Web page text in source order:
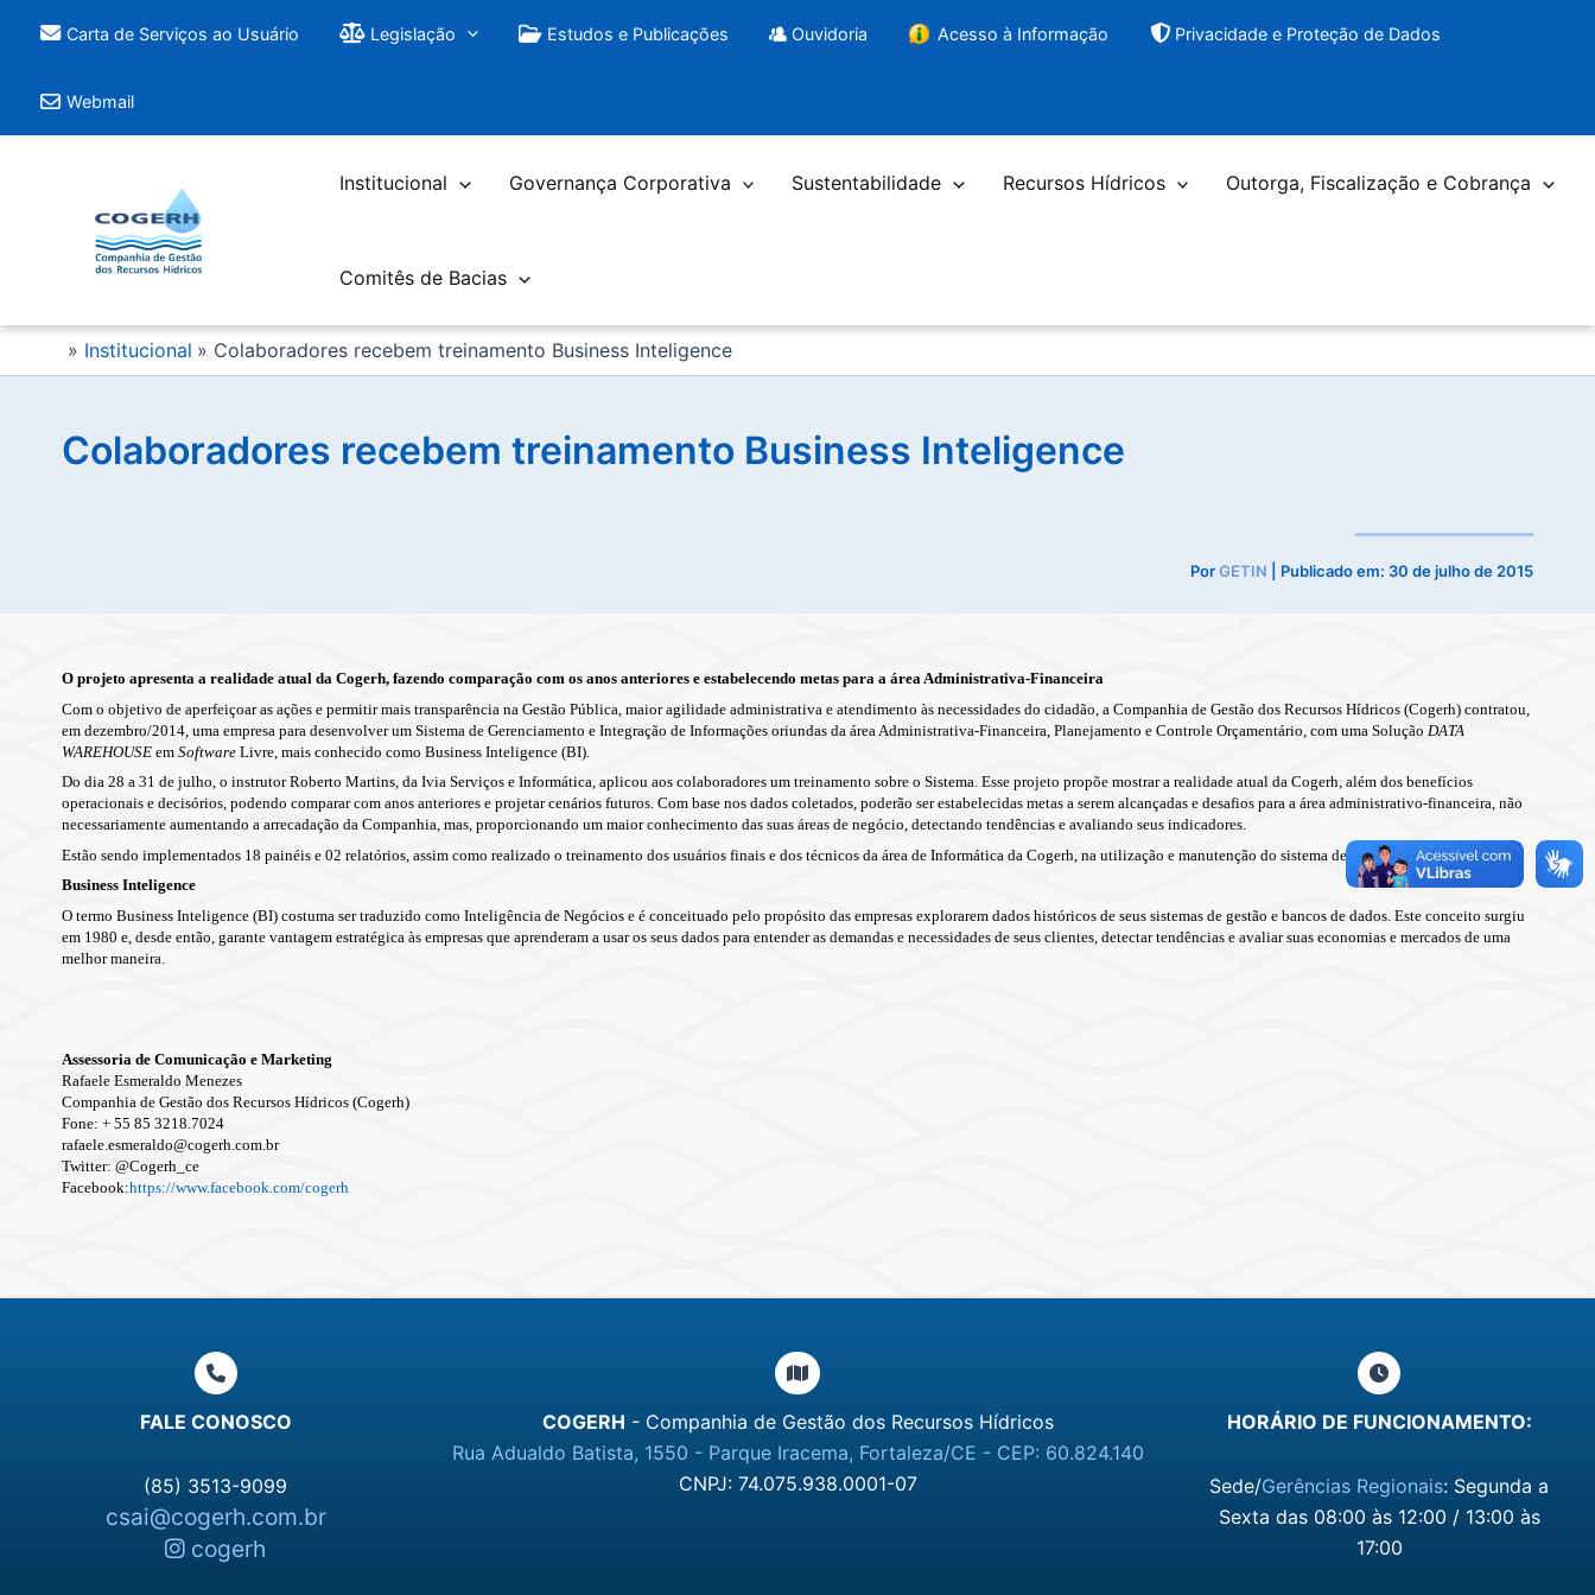
conteúdo
Carta de Serviços ao Usuário Legislação Estudos e Publicações Ouvidoria Acesso à Informação Privacidade e Proteção de Dados
Webmail
Institucional Governança Corporativa Sustentabilidade Recursos Hídricos Outorga, Fiscalização e Cobrança
Comitês de Bacias
Institucional Colaboradores recebem treinamento Business Inteligence
Colaboradores recebem treinamento Business Inteligence
PorGETIN | Publicado em: 30 de julho de 2015
O projeto apresenta a realidade atual da Cogerh, fazendo comparação com os anos anteriores e estabelecendo metas para a área Administrativa-Financeira
Com o objetivo de aperfeiçoar as ações e permitir mais transparência na Gestão Pública, maior agilidade administrativa e atendimento às necessidades do cidadão, a Companhia de Gestão dos Recursos Hídricos (Cogerh) contratou,
em dezembro/2014, uma empresa para desenvolver um Sistema de Gerenciamento e Integração de Informações oriundas da área Administrativa-Financeira, Planejamento e Controle Orçamentário, com uma Solução DATA
WAREHOUSE em Software Livre, mais conhecido como Business Inteligence (BI).
Do dia 28 a 31 de julho, o instrutor Roberto Martins, da Ivia Serviços e Informática, aplicou aos colaboradores um treinamento sobre o Sistema. Esse projeto propõe mostrar a realidade atual da Cogerh, além dos benefícios
operacionais e decisórios, podendo comparar com anos anteriores e projetar cenários futuros. Com base nos dados coletados, poderão ser estabelecidas metas a serem alcançadas e desafios para a área administrativo-financeira, não
necessariamente aumentando a arrecadação da Companhia, mas, proporcionando um maior conhecimento das suas áreas de negócio, detectando tendências e avaliando seus indicadores.
Estão sendo implementados 18 painéis e 02 relatórios, assim como realizado o treinamento dos usuários finais e dos técnicos da área de Informática da Cogerh, na utilização e manutenção do sistema desenvolvido.
Business Inteligence
O termo Business Inteligence (BI) costuma ser traduzido como Inteligência de Negócios e é conceituado pelo propósito das empresas explorarem dados históricos de seus sistemas de gestão e bancos de dados. Este conceito surgiu
em 1980 e, desde então, garante vantagem estratégica às empresas que aprenderam a usar os seus dados para entender as demandas e necessidades de seus clientes, detectar tendências e avaliar suas economias e mercados de uma
melhor maneira.
Assessoria de Comunicação e Marketing
Rafaele Esmeraldo Menezes
Companhia de Gestão dos Recursos Hídricos (Cogerh)
Fone: + 55 85 3218.7024
rafaele.esmeraldo@cogerh.com.br
Twitter: @Cogerh_ce
Facebook:https://www.facebook.com/cogerh
FALE CONOSCO
(85) 3513-9099
csai@cogerh.com.br
cogerh
COGERH - Companhia de Gestão dos Recursos Hídricos
Rua Adualdo Batista, 1550 - Parque Iracema, Fortaleza/CE - CEP: 60.824.140
CNPJ: 74.075.938.0001-07
HORÁRIO DE FUNCIONAMENTO:
Sede/Gerências Regionais: Segunda a
Sexta das 08:00 às 12:00 / 13:00 às
17:00